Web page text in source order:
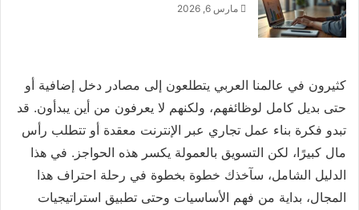
مارس 6, 2026
كثيرون في عالمنا العربي يتطلعون إلى مصادر دخل إضافية أو
حتى بديل كامل لوظائفهم، ولكنهم لا يعرفون من أين يبدأون. قد
تبدو فكرة بناء عمل تجاري عبر الإنترنت معقدة أو تتطلب رأس
مال كبيرًا، لكن التسويق بالعمولة يكسر هذه الحواجز. في هذا
الدليل الشامل، سآخذك خطوة بخطوة في رحلة احتراف هذا
المجال، بداية من فهم الأساسيات وحتى تطبيق استراتيجيات